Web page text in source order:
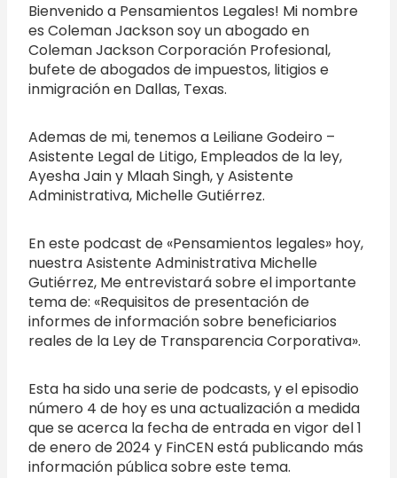
Bienvenido a Pensamientos Legales! Mi nombre
es Coleman Jackson soy un abogado en
Coleman Jackson Corporación Profesional,
bufete de abogados de impuestos, litigios e
inmigración en Dallas, Texas.
Ademas de mi, tenemos a Leiliane Godeiro –
Asistente Legal de Litigo, Empleados de la ley,
Ayesha Jain y Mlaah Singh, y Asistente
Administrativa, Michelle Gutiérrez.
En este podcast de «Pensamientos legales» hoy,
nuestra Asistente Administrativa Michelle
Gutiérrez, Me entrevistará sobre el importante
tema de: «Requisitos de presentación de
informes de información sobre beneficiarios
reales de la Ley de Transparencia Corporativa».
Esta ha sido una serie de podcasts, y el episodio
número 4 de hoy es una actualización a medida
que se acerca la fecha de entrada en vigor del 1
de enero de 2024 y FinCEN está publicando más
información pública sobre este tema.